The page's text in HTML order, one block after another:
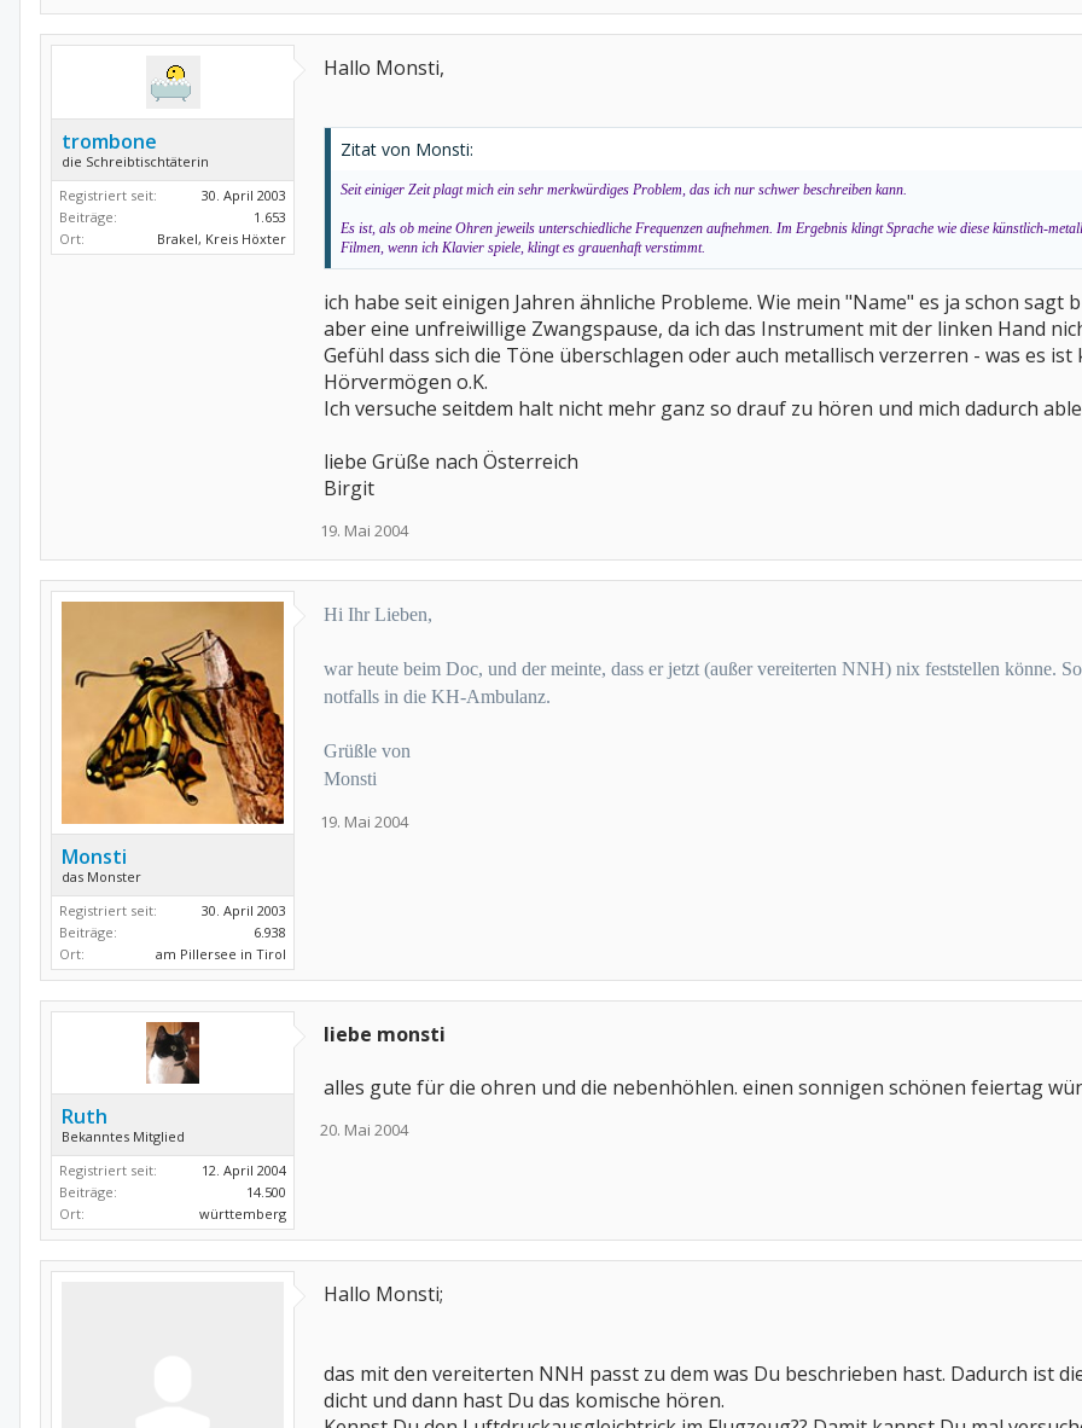
trombone
die Schreibtischtäterin
Registriert seit:
30. April 2003
Beiträge:
1.653
Ort:
Brakel, Kreis Höxter
Hallo Monsti,
Zitat von Monsti:
Seit einiger Zeit plagt mich ein sehr merkwürdiges Problem, das ich nur schwer beschreiben kann.
Es ist, als ob meine Ohren jeweils unterschiedliche Frequenzen aufnehmen. Im Ergebnis klingt Sprache wie diese künstlich-
Filmen, wenn ich Klavier spiele, klingt es grauenhaft verstimmt.
ich habe seit einigen Jahren ähnliche Probleme. Wie mein "Name" es ja schon sagt
aber eine unfreiwillige Zwangspause, da ich das Instrument mit der linken Hand
Gefühl dass sich die Töne überschlagen oder auch metallisch verzerren - was es
Hörvermögen o.K.
Ich versuche seitdem halt nicht mehr ganz so drauf zu hören und mich dadurch
liebe Grüße nach Österreich
Birgit
19. Mai 2004
Monsti
das Monster
Registriert seit:
30. April 2003
Beiträge:
6.938
Ort:
am Pillersee in Tirol
Hi Ihr Lieben,
war heute beim Doc, und der meinte, dass er jetzt (außer vereiterten NNH) nix feststellen könne.
notfalls in die KH-Ambulanz.
Grüßle von
Monsti
19. Mai 2004
Ruth
Bekanntes Mitglied
Registriert seit:
12. April 2004
Beiträge:
14.500
Ort:
württemberg
liebe monsti
alles gute für die ohren und die nebenhöhlen. einen sonnigen schönen feiertag
20. Mai 2004
Hallo Monsti;
das mit den vereiterten NNH passt zu dem was Du beschrieben hast. Dadurch ist
dicht und dann hast Du das komische hören.